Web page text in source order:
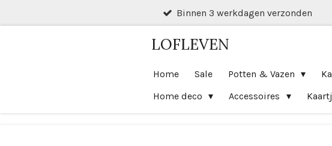
Binnen 3 werkdagen verzonden
LOFLEVEN
Home Sale Potten & Vazen
Home deco
Accessoires